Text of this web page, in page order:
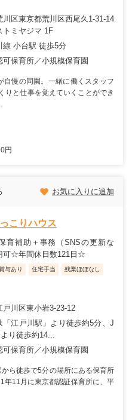
川区東京都荒川区西尾久1-31-14
トミヤジマ 1F
線 小台駅 徒歩5分
可保育所
小規模保育園
慢の同園。一緒に働くスタッフ
りと仕事を覚えていくことができ
円
お気に入りに追加
こりハウス
育補助＋事務（SNSの更新な
可☆年間休日数121日☆
与あり 住宅手当 残業ほぼなし
戸川区東小岩3-23-12
「江戸川駅」より徒歩約5分、J
り徒歩約14...
可保育所
小規模保育園
ら徒歩で5分の場所にある保育所
年11月に東京都認証保育所に、平